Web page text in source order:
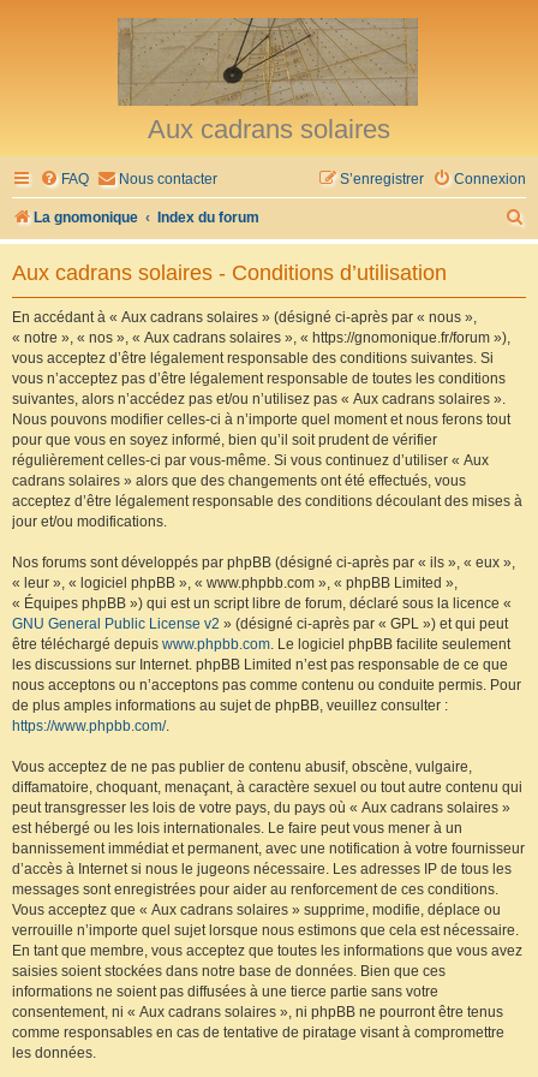
Aux cadrans solaires
FAQ Nous contacter Connexion
S’enregistrer
La gnomonique Index du forum
e
Aux cadrans solaires - Conditions d’utilisation
En accédant à « Aux cadrans solaires » (désigné ci-après par « nous »,
« notre », « nos », « Aux cadrans solaires », « https://gnomonique.fr/forum »),
vous acceptez d’être légalement responsable des conditions suivantes. Si
vous n’acceptez pas d’être légalement responsable de toutes les conditions
suivantes, alors n’accédez pas et/ou n’utilisez pas « Aux cadrans solaires ».
Nous pouvons modifier celles-ci à n’importe quel moment et nous ferons tout
pour que vous en soyez informé, bien qu’il soit prudent de vérifier
régulièrement celles-ci par vous-même. Si vous continuez d’utiliser « Aux
cadrans solaires » alors que des changements ont été effectués, vous
acceptez d’être légalement responsable des conditions découlant des mises à
jour et/ou modifications.
Nos forums sont développés par phpBB (désigné ci-après par « ils », « eux »,
« leur », « logiciel phpBB », « www.phpbb.com », « phpBB Limited »,
« Équipes phpBB ») qui est un script libre de forum, déclaré sous la licence «
GNU General Public License v2 » (désigné ci-après par « GPL ») et qui peut
être téléchargé depuis www.phpbb.com. Le logiciel phpBB facilite seulement
les discussions sur Internet. phpBB Limited n’est pas responsable de ce que
nous acceptons ou n’acceptons pas comme contenu ou conduite permis. Pour
de plus amples informations au sujet de phpBB, veuillez consulter :
https://www.phpbb.com/.
Vous acceptez de ne pas publier de contenu abusif, obscène, vulgaire,
diffamatoire, choquant, menaçant, à caractère sexuel ou tout autre contenu qui
peut transgresser les lois de votre pays, du pays où « Aux cadrans solaires »
est hébergé ou les lois internationales. Le faire peut vous mener à un
bannissement immédiat et permanent, avec une notification à votre fournisseur
d’accès à Internet si nous le jugeons nécessaire. Les adresses IP de tous les
messages sont enregistrées pour aider au renforcement de ces conditions.
Vous acceptez que « Aux cadrans solaires » supprime, modifie, déplace ou
verrouille n’importe quel sujet lorsque nous estimons que cela est nécessaire.
En tant que membre, vous acceptez que toutes les informations que vous avez
saisies soient stockées dans notre base de données. Bien que ces
informations ne soient pas diffusées à une tierce partie sans votre
consentement, ni « Aux cadrans solaires », ni phpBB ne pourront être tenus
comme responsables en cas de tentative de piratage visant à compromettre
les données.